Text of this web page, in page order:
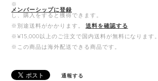
※
メンバーシップに登録
し、購入をすると獲得できます。
※別途送料がかかります。
送料を確認する
※¥15,000以上のご注文で国内送料が無料になります。
※この商品は海外配送できる商品です。
通報する